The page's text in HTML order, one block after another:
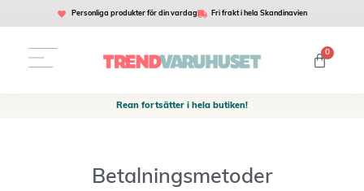
Personliga produkter för din vardag Fri frakt i hela Skandinavien
0
Rean fortsätter i hela butiken!
Betalningsmetoder